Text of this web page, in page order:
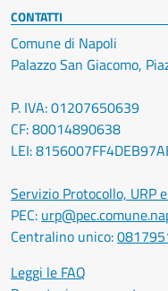
CONTATTI
Comune di Napoli
Palazzo San Giacomo,
P. IVA: 01207650639
CF: 80014890638
LEI:
Servizio Protocollo, URP
PEC:
Centralino unico:
Leggi le FAQ